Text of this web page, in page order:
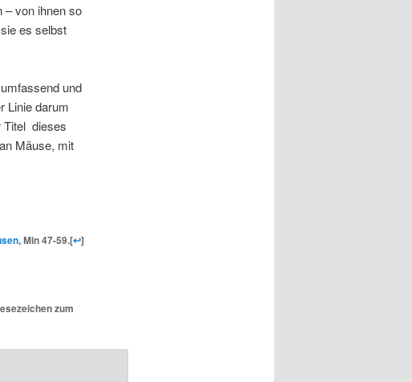
– von ihnen so
es selbst
und
Linie darum
Titel dieses
Mäuse, mit
,Min 47-59.[↩]
zum